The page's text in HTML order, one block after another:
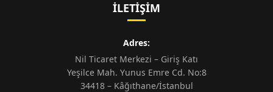
İLETIŞIM
Adres:
Nil Ticaret Merkezi – Giriş Katı
Yeşilce Mah. Yunus Emre Cd. No:8
34418 – Kâğıthane/İstanbul